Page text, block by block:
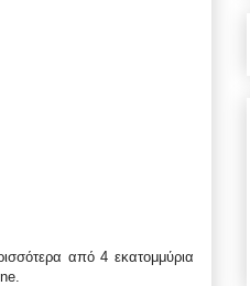
από 4 εκατομμύρια